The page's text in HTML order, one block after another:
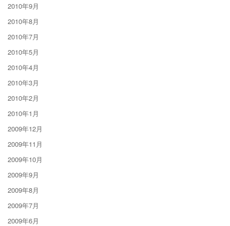
2010年9月
2010年8月
2010年7月
2010年5月
2010年4月
2010年3月
2010年2月
2010年1月
2009年12月
2009年11月
2009年10月
2009年9月
2009年8月
2009年7月
2009年6月